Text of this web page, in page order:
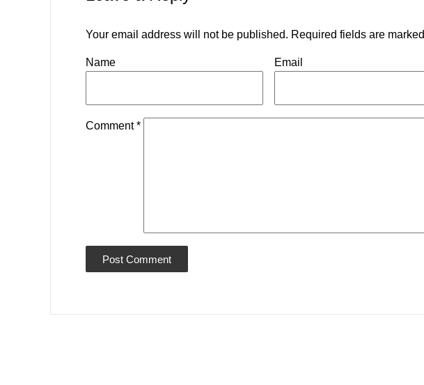
Your email address will not be published. Required fields are marked
Name Email
Comment*